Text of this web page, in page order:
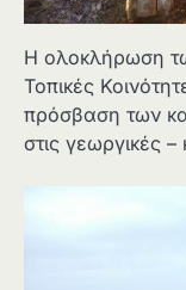
Η ολοκλήρωση
Τοπικές
πρόσβαση των
στις γεωργικές